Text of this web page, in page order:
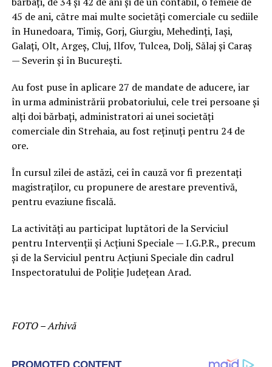
45 de ani, către mai multe societăți comerciale cu sediile
în Hunedoara, Timiș, Gorj, Giurgiu, Mehedinți, Iași,
Galați, Olt, Argeș, Cluj, Ilfov, Tulcea, Dolj, Sălaj și Caraș
— Severin și în București.
Au fost puse în aplicare 27 de mandate de aducere, iar
în urma administrării probatoriului, cele trei persoane și
alți doi bărbați, administratori ai unei societăți
comerciale din Strehaia, au fost reținuți pentru 24 de
ore.
În cursul zilei de astăzi, cei în cauză vor fi prezentați
magistraților, cu propunere de arestare preventivă,
pentru evaziune fiscală.
La activități au participat luptători de la Serviciul
pentru Intervenții și Acțiuni Speciale — I.G.P.R., precum
și de la Serviciul pentru Acțiuni Speciale din cadrul
Inspectoratului de Poliție Județean Arad.
FOTO – Arhivă